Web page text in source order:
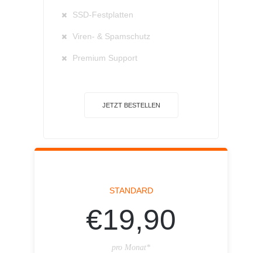
SSD-Festplatten
Viren- & Spamschutz
Premium Support
JETZT BESTELLEN
STANDARD
€19,90
pro Monat*